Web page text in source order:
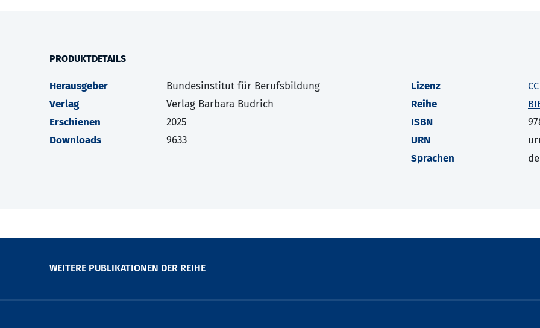
PRODUKTDETAILS
Herausgeber
Bundesinstitut für Berufsbildung
Verlag
Verlag Barbara Budrich
Erschienen
2025
Downloads
9633
Lizenz
Reihe
ISBN
URN
Sprachen
WEITERE PUBLIKATIONEN DER REIHE